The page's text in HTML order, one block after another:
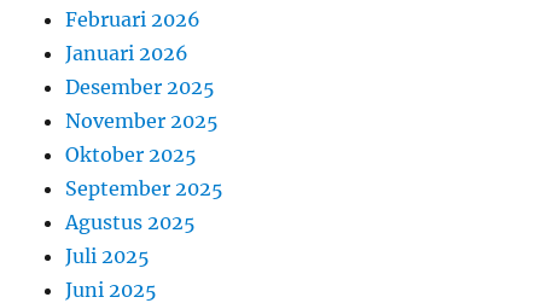
Februari 2026
Januari 2026
Desember 2025
November 2025
Oktober 2025
September 2025
Agustus 2025
Juli 2025
Juni 2025